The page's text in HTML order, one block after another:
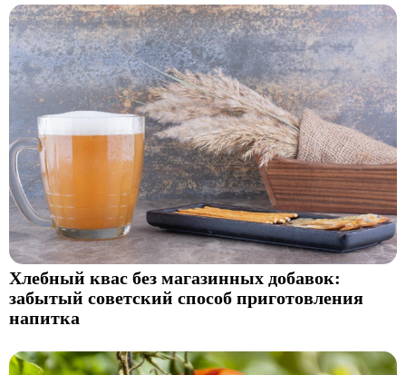
Хлебный квас без магазинных добавок:
забытый советский способ приготовления
напитка